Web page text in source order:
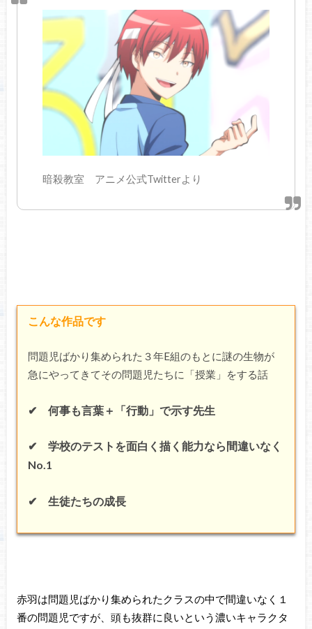
暗殺教室 アニメ公式Twitterより
こんな作品です
問題児ばかり集められた３年E組のもとに謎の生物が
急にやってきてその問題児たちに「授業」をする話
✔ 何事も言葉＋「行動」で示す先生
✔ 学校のテストを面白く描く能力なら間違いなく
No.1
✔ 生徒たちの成長
赤羽は問題児ばかり集められたクラスの中で間違いなく１
番の問題児ですが、頭も抜群に良いという濃いキャラクタ